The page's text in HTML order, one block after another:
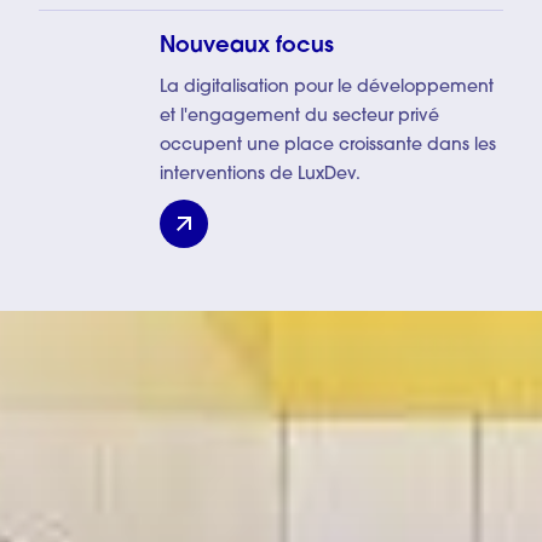
Nouveaux focus
La digitalisation pour le développement
et l'engagement du secteur privé
occupent une place croissante dans les
interventions de LuxDev.
Nouveaux focus